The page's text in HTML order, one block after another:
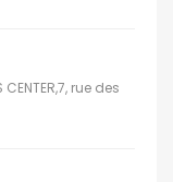
CENTER,7, rue des